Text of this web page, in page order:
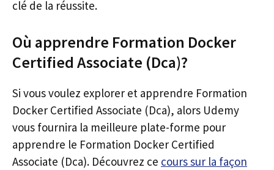
clé de la réussite.
Où apprendre Formation Docker
Certified Associate (Dca)?
Si vous voulez explorer et apprendre Formation
Docker Certified Associate (Dca), alors Udemy
vous fournira la meilleure plate-forme pour
apprendre le Formation Docker Certified
Associate (Dca). Découvrez ce cours sur la façon